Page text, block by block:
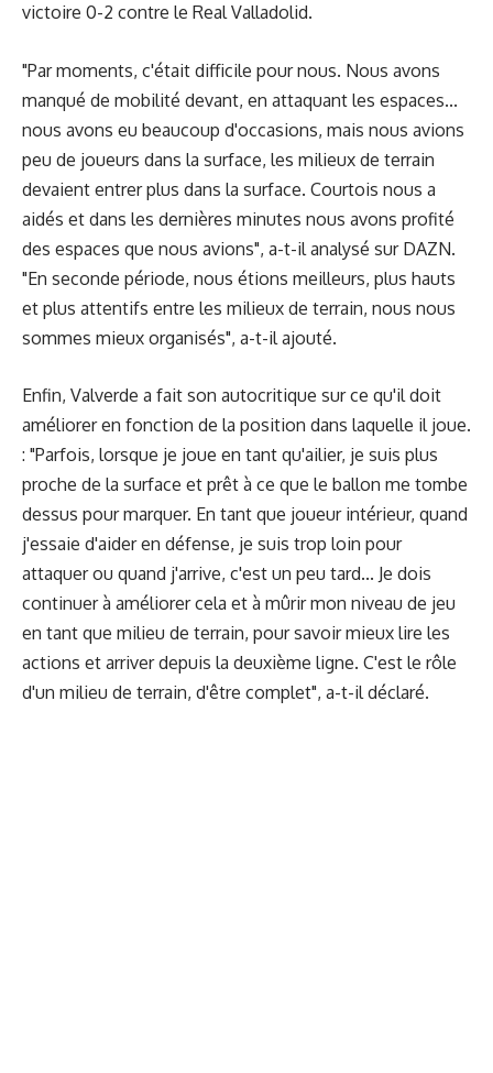
victoire 0-2 contre le Real Valladolid.
"Par moments, c'était difficile pour nous. Nous avons
manqué de mobilité devant, en attaquant les espaces...
nous avons eu beaucoup d'occasions, mais nous avions
peu de joueurs dans la surface, les milieux de terrain
devaient entrer plus dans la surface. Courtois nous a
aidés et dans les dernières minutes nous avons profité
des espaces que nous avions", a-t-il analysé sur DAZN.
"En seconde période, nous étions meilleurs, plus hauts
et plus attentifs entre les milieux de terrain, nous nous
sommes mieux organisés", a-t-il ajouté.
Enfin, Valverde a fait son autocritique sur ce qu'il doit
améliorer en fonction de la position dans laquelle il joue.
: "Parfois, lorsque je joue en tant qu'ailier, je suis plus
proche de la surface et prêt à ce que le ballon me tombe
dessus pour marquer. En tant que joueur intérieur, quand
j'essaie d'aider en défense, je suis trop loin pour
attaquer ou quand j'arrive, c'est un peu tard... Je dois
continuer à améliorer cela et à mûrir mon niveau de jeu
en tant que milieu de terrain, pour savoir mieux lire les
actions et arriver depuis la deuxième ligne. C'est le rôle
d'un milieu de terrain, d'être complet", a-t-il déclaré.